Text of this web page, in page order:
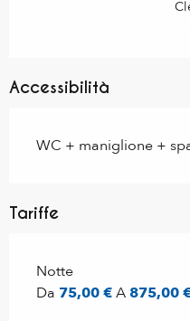
Accessibilità
WC + maniglione +
Tariffe
Tariffe 2028
Notte
Da 75,00 €A 875,00